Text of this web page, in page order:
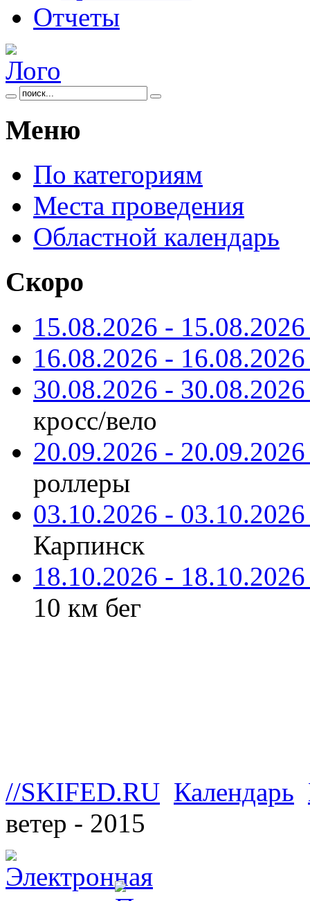
Отчеты
Меню
По категориям
Места проведения
Областной календарь
Скоро
15.08.2026 -
16.08.2026 -
30.08.2026 -
кросс/вело
20.09.2026 -
роллеры
03.10.2026 -
Карпинск
18.10.2026 -
10 км бег
//SKIFED.RU Календарь
ветер - 2015